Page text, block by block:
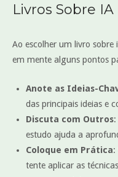
Livros Sobre IA
Ao escolher um livro
em mente alguns pontos
Anote as Ideias-
das principais ideias e
Discuta com Outros:
estudo ajuda a
Coloque em Prática:
tente aplicar as